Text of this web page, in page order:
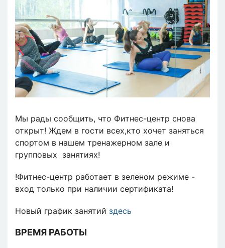
Мы рады сообщить, что Фитнес-центр снова
открыт! Ждем в гости всех,кто хочет заняться
спортом в нашем тренажерном зале и
групповых занятиях!
!Фитнес-центр работает в зеленом режиме -
вход только при наличии сертификата!
Новый график занятий здесь
ВРЕМЯ РАБОТЫ